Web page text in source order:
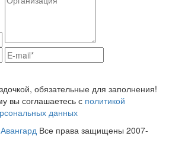
обязательные для заполнения!
вы соглашаетесь с политикой
данных
Все права защищены 2007-